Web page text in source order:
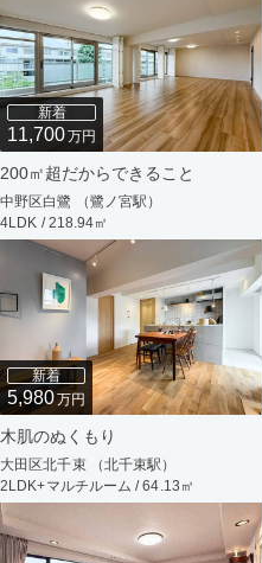
新着
11,700万円
200㎡超だからできること
中野区白鷺 （鷺ノ宮駅）
4LDK / 218.94㎡
新着
5,980万円
木肌のぬくもり
大田区北千束 （北千束駅）
2LDK+マルチルーム / 64.13㎡